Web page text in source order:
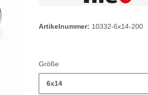
Artikelnummer: 10332-6x14-200
Größe
6x14